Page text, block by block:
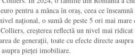
pentru a mânca în oraș, ceea ce
național, o sumă de peste 5 ori mai mare
creșterea reflectă un nivel mai ridicat
de generații, toate cu efecte directe
pieței imobiliare.